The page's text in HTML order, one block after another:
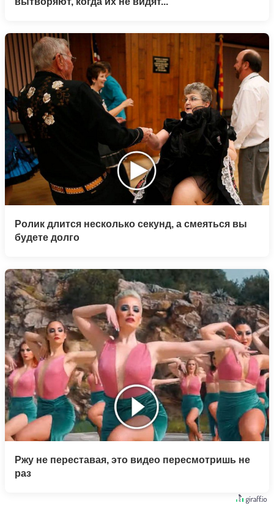
Ролик длится несколько секунд, а смеяться вы
будете долго
Ржу не переставая, это видео пересмотришь не
раз